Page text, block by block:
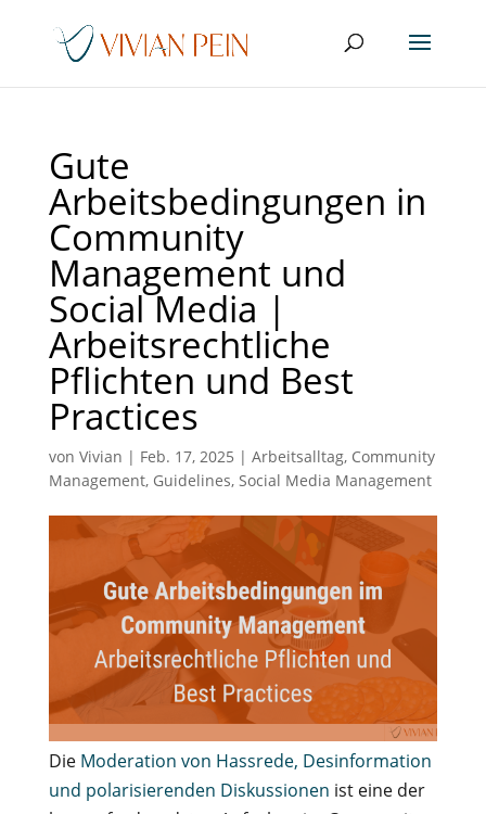
Gute
Arbeitsbedingungen in
Community
Management und
Social Media |
Arbeitsrechtliche
Pflichten und Best
Practices
von Vivian | Feb. 17, 2025 | Arbeitsalltag, Community
Management, Guidelines, Social Media Management
Die Moderation von Hassrede, Desinformation
und polarisierenden Diskussionen ist eine der